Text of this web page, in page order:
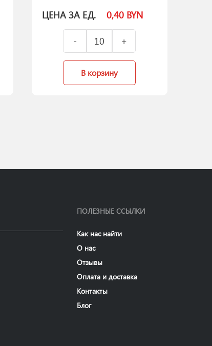
ЦЕНА ЗА ЕД.
0,40 BYN
В корзину
ПОЛЕЗНЫЕ ССЫЛКИ
Как нас найти
О нас
Отзывы
Оплата и доставка
Контакты
Блог